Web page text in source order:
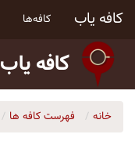
کافه یاب کافه‌ها
کافه یاب
خانه فهرست کافه ها